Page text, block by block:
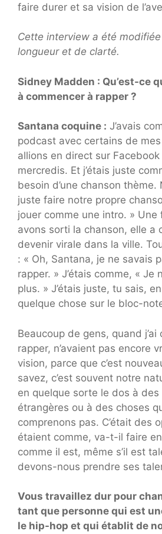
faire durer et sa vision de
Cette interview a été
longueur et de clarté.
Sidney Madden : Qu’est-ce
à commencer à rapper ?
Santana coquine : J’avais
podcast avec certains de
allions en direct sur
mercredis. Et j’étais juste
besoin d’une chanson thème.
juste faire notre propre
jouer comme une intro. » Une
avons sorti la chanson, elle a
devenir virale dans la ville.
: « Oh, Santana, je ne savais
rapper. » J’étais comme, « Je
plus. » J’étais juste, tu sais,
quelque chose sur le bloc-
Beaucoup de gens, quand j’ai
rapper, n’avaient pas encore
vision, parce que c’est
savez, c’est souvent notre
en quelque sorte le dos à
étrangères ou à des choses
comprenons pas. C’était des
étaient comme, va-t-il faire
comme il est, même s’il est
devons-nous prendre ses
Vous travaillez dur pour
tant que personne qui est
le hip-hop et qui établit de